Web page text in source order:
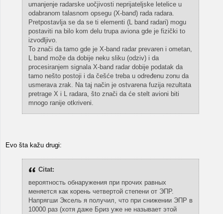
umanjenje radarske uočjivosti neprijateljske letelice u
odabranom talasnom opsegu (X-band) rada radara.
Pretpostavlja se da se ti elementi (L band radari) mogu
postaviti na bilo kom delu trupa aviona gde je fizički to
izvodljivo.
To znači da tamo gde je X-band radar prevaren i ometan,
L band može da dobije neku sliku (odziv) i da
procesiranjem signala X-band radar dobije podatak da
tamo nešto postoji i da češće treba u određenu zonu da
usmerava zrak. Na taj način je ostvarena fuzija rezultata
pretrage X i L radara, što znači da će stelt avioni biti
mnogo ranije otkriveni.
Evo šta kažu drugi:
Citat:
вероятность обнаружения при прочих равных
меняется как корень четвертой степени от ЭПР.
Напрягши Эксель я получил, что при снижении ЭПР в
10000 раз (хотя даже Бриз уже не называет этой